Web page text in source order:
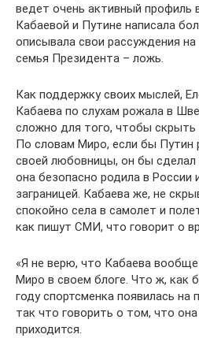
ведет очень активный
Кабаевой и Путине написала
описывала свои рассуждения
семья Президента – ложь.
Как поддержку своих мыслей,
Кабаева по слухам рожала в
сложно для того, чтобы скрыть
По словам Миро, если бы Путин
своей любовницы, он бы
она безопасно родила в России
заграницей. Кабаева же, не
спокойно села в самолет и
как пишут СМИ, что говорит о
«Я не верю, что Кабаева
Миро в своем блоге. Что ж, как
году спортсменка появилась на
так что говорить о том, что
приходится.